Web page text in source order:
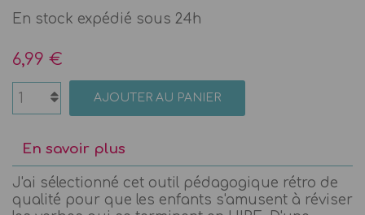
En stock expédié sous 24h
6,99 €
AJOUTER AU PANIER
En savoir plus
J'ai sélectionné cet outil pédagogique rétro de
qualité pour que les enfants s'amusent à réviser